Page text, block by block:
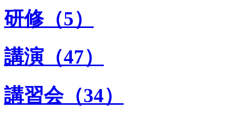
研修（5）
講演（47）
講習会（34）